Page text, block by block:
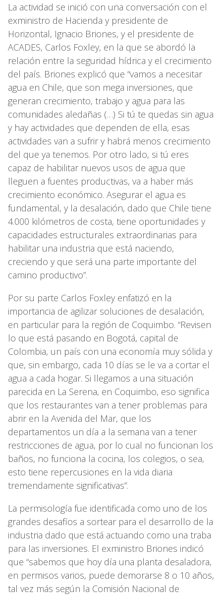
La actividad se inició con una conversación con el
exministro de Hacienda y presidente de
Horizontal, Ignacio Briones, y el presidente de
ACADES, Carlos Foxley, en la que se abordó la
relación entre la seguridad hídrica y el crecimiento
del país. Briones explicó que “vamos a necesitar
agua en Chile, que son mega inversiones, que
generan crecimiento, trabajo y agua para las
comunidades aledañas (…) Si tú te quedas sin agua
y hay actividades que dependen de ella, esas
actividades van a sufrir y habrá menos crecimiento
del que ya tenemos. Por otro lado, si tú eres
capaz de habilitar nuevos usos de agua que
lleguen a fuentes productivas, va a haber más
crecimiento económico. Asegurar el agua es
fundamental, y la desalación, dado que Chile tiene
4.000 kilómetros de costa, tiene oportunidades y
capacidades estructurales extraordinarias para
habilitar una industria que está naciendo,
creciendo y que será una parte importante del
camino productivo”.
Por su parte Carlos Foxley enfatizó en la
importancia de agilizar soluciones de desalación,
en particular para la región de Coquimbo. “Revisen
lo que está pasando en Bogotá, capital de
Colombia, un país con una economía muy sólida y
que, sin embargo, cada 10 días se le va a cortar el
agua a cada hogar. Si llegamos a una situación
parecida en La Serena, en Coquimbo, eso significa
que los restaurantes van a tener problemas para
abrir en la Avenida del Mar, que los
departamentos un día a la semana van a tener
restricciones de agua, por lo cual no funcionan los
baños, no funciona la cocina, los colegios, o sea,
esto tiene repercusiones en la vida diaria
tremendamente significativas”.
La permisología fue identificada como uno de los
grandes desafíos a sortear para el desarrollo de la
industria dado que está actuando como una traba
para las inversiones. El exministro Briones indicó
que “sabemos que hoy día una planta desaladora,
en permisos varios, puede demorarse 8 o 10 años,
tal vez más según la Comisión Nacional de